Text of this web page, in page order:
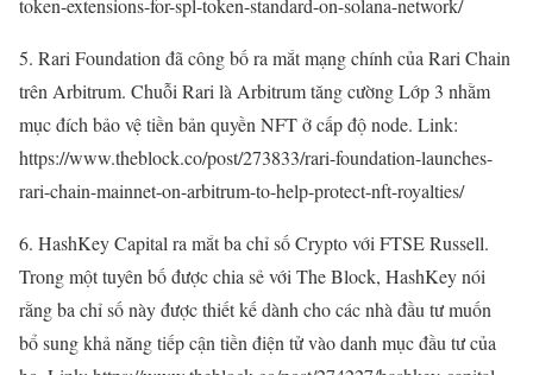
token-extensions-for-spl-token-standard-on-solana-network/
5. Rari Foundation đã công bố ra mắt mạng chính của Rari Chain
trên Arbitrum. Chuỗi Rari là Arbitrum tăng cường Lớp 3 nhằm
mục đích bảo vệ tiền bản quyền NFT ở cấp độ node. Link:
https://www.theblock.co/post/273833/rari-foundation-launches-
rari-chain-mainnet-on-arbitrum-to-help-protect-nft-royalties/
6. HashKey Capital ra mắt ba chỉ số Crypto với FTSE Russell.
Trong một tuyên bố được chia sẻ với The Block, HashKey nói
rằng ba chỉ số này được thiết kế dành cho các nhà đầu tư muốn
bổ sung khả năng tiếp cận tiền điện tử vào danh mục đầu tư của